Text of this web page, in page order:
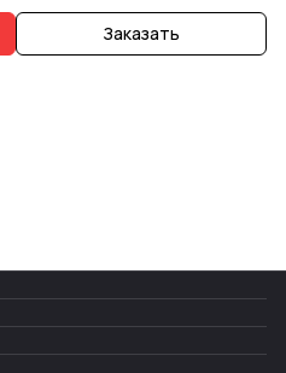
Заказать